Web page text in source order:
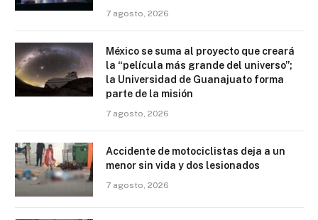
7 agosto, 2026
México se suma al proyecto que creará
la “película más grande del universo”;
la Universidad de Guanajuato forma
parte de la misión
7 agosto, 2026
Accidente de motociclistas deja a un
menor sin vida y dos lesionados
7 agosto, 2026